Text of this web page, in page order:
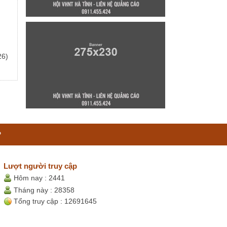
Lượt người truy cập
Hôm nay : 2441
Tháng này : 28358
Tổng truy cập : 12691645